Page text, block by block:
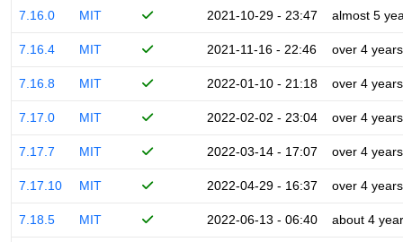
7.16.0 MIT 2021-10-29 - 23:47 almost 5
7.16.4 MIT 2021-11-16 - 22:46 over 4 years
7.16.8 MIT 2022-01-10 - 21:18 over 4 years
7.17.0 MIT 2022-02-02 - 23:04 over 4 years
7.17.7 MIT 2022-03-14 - 17:07 over 4 years
7.17.10 MIT 2022-04-29 - 16:37 over 4 years
7.18.5 MIT 2022-06-13 - 06:40 about 4